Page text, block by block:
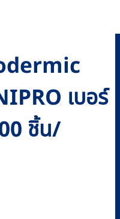
เบอร์
ชิ้น/